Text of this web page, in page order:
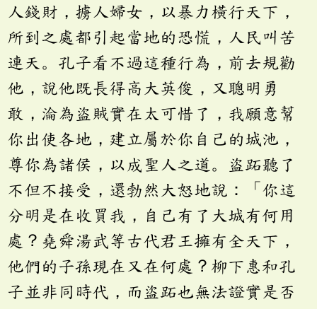
人錢財，擄人婦女，以暴力橫行天下，
所到之處都引起當地的恐慌，人民叫苦
連天。孔子看不過這種行為，前去規勸
他，說他既長得高大英俊，又聰明勇
敢，淪為盜賊實在太可惜了，我願意幫
你出使各地，建立屬於你自己的城池，
尊你為諸侯，以成聖人之道。盜跖聽了
不但不接受，還勃然大怒地說：「你這
分明是在收買我，自己有了大城有何用
處？堯舜湯武等古代君王擁有全天下，
他們的子孫現在又在何處？柳下惠和孔
子並非同時代，而盜跖也無法證實是否